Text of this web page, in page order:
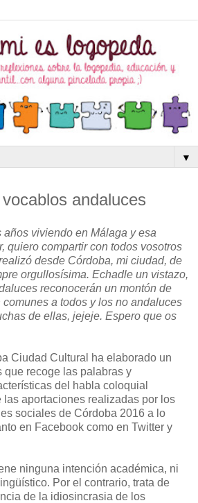
▼
andaluces
viviendo en Málaga y esa
quiero compartir con todos vosotros
desde Córdoba, mi ciudad, de
orgullosísima. Echadle un vistazo,
reconocerán un montón de
a todos y los no andaluces
de ellas, jejeje. Espero que os
Ciudad Cultural ha elaborado un
que recoge las palabras y
del habla coloquial
las aportaciones realizadas por los
sociales de Córdoba 2016 a lo
en Facebook como en Twitter y
ninguna intención académica, ni
Por el contrario, trata de
de la idiosincrasia de los